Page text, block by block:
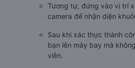
Tương tự, đứng vào vị trí
camera để nhận diện
Sau khi xác thực thành
bạn lên máy bay mà
viên.